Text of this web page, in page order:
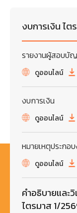
งบการเงิน ไ
รายงานผู้สอบบั
ดูออนไลน์
งบการเงิน
ดูออนไลน์
หมายเหตุประกอ
ดูออนไลน์
คำอธิบายและ
ไตรมาส 1/